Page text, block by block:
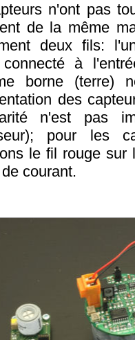
n'ont pas
de la même
deux fils:
connecté à
borne (terre)
des
n'est pas
pour les
le fil rouge
courant.